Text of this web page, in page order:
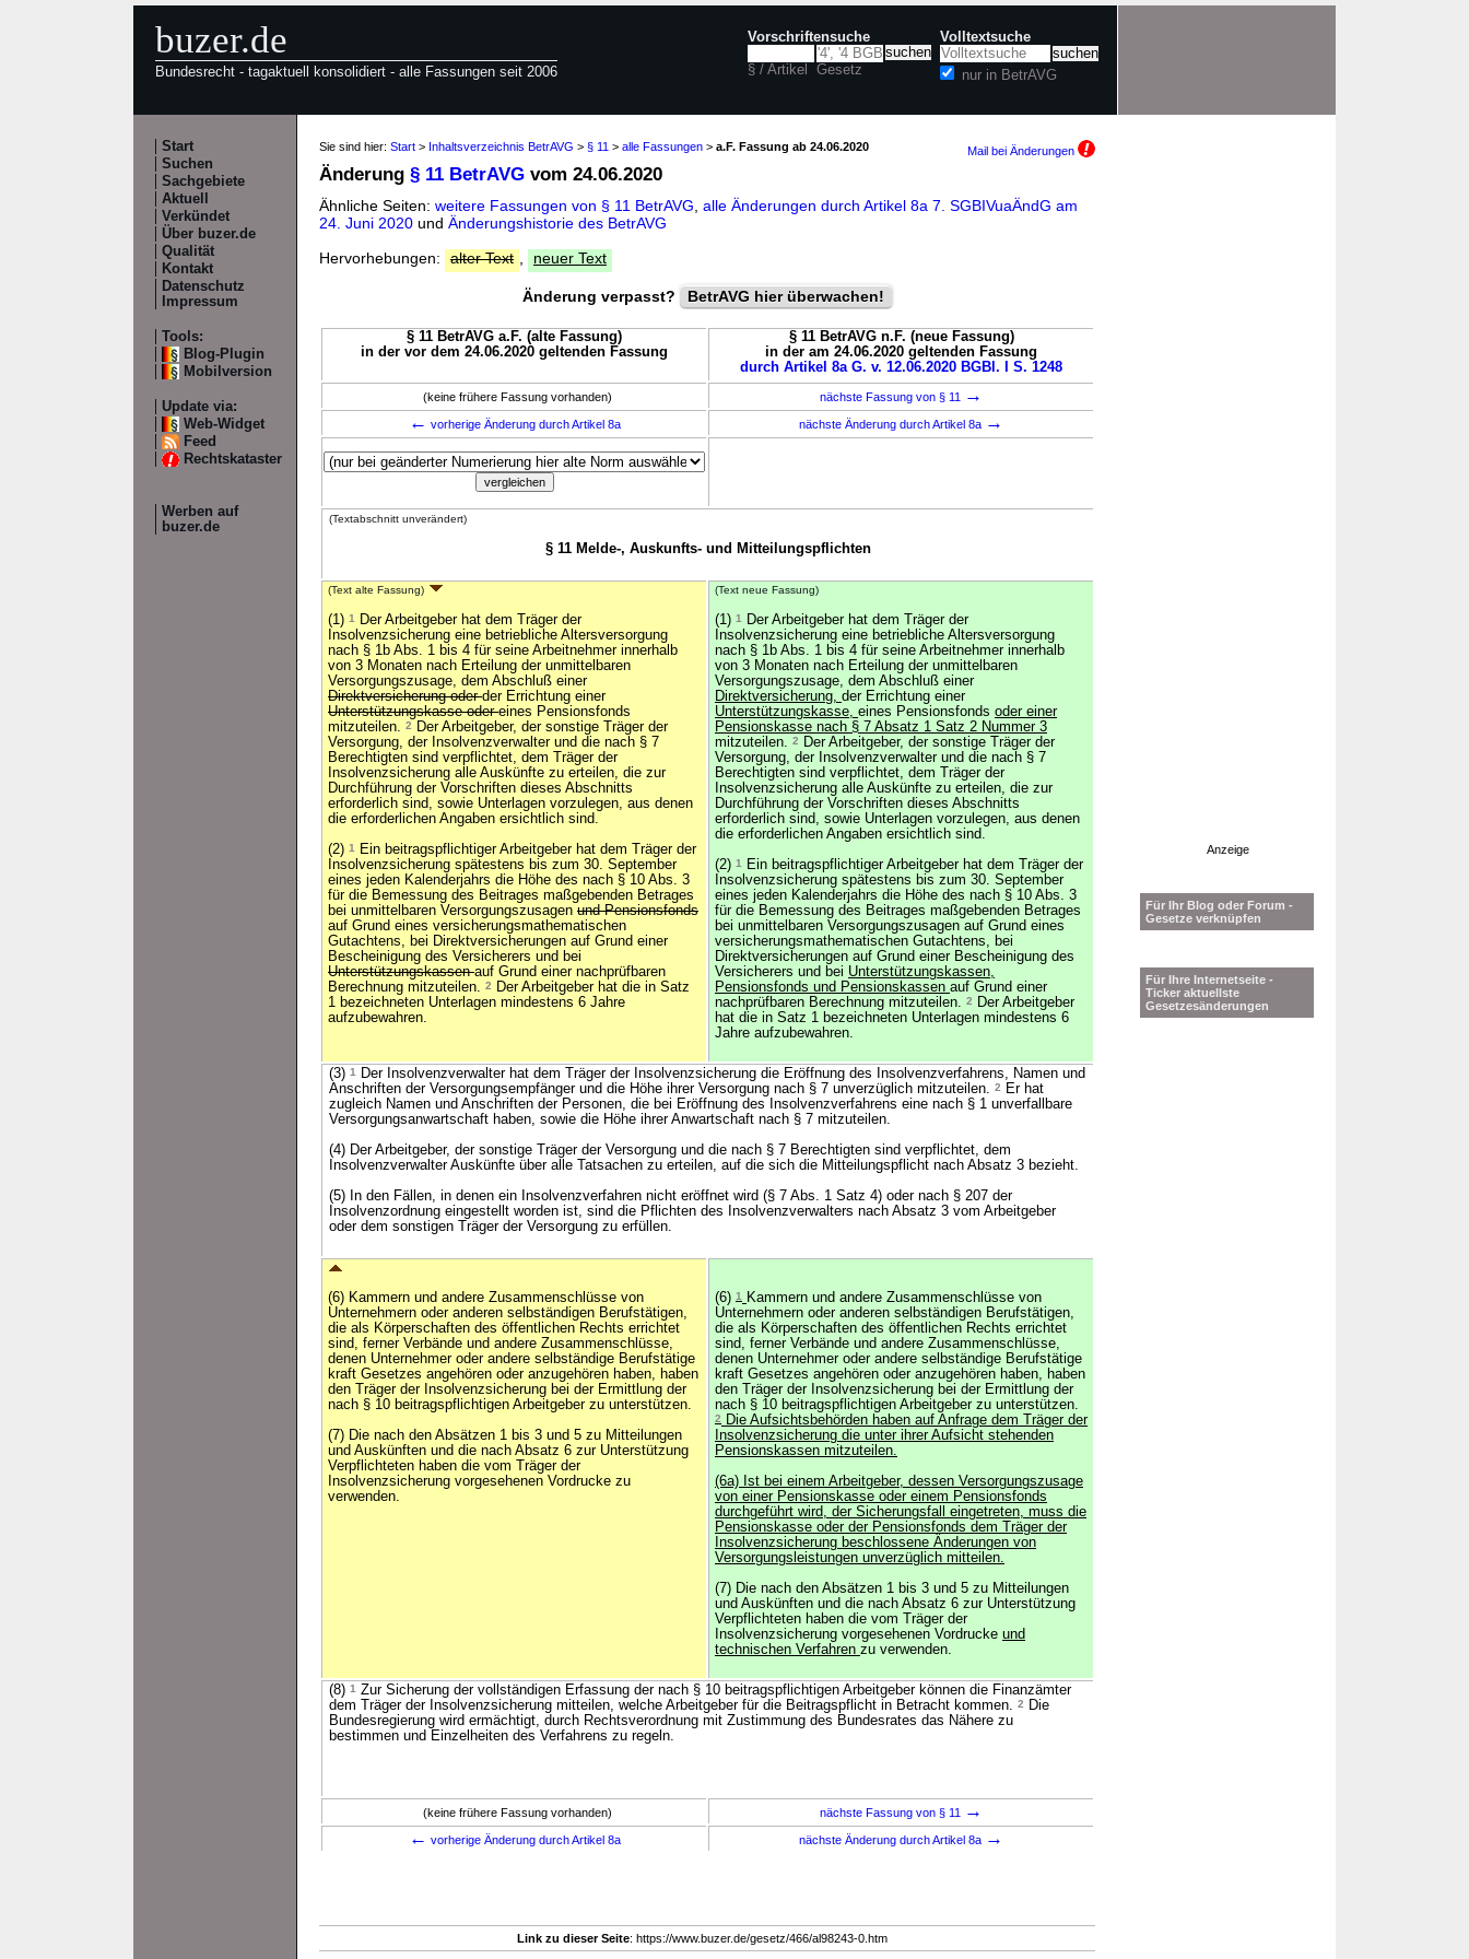
buzer.de
Bundesrecht - tagaktuell konsolidiert - alle Fassungen seit 2006
Vorschriftensuche
§ / Artikel Gesetz
Volltextsuche
nur in BetrAVG
Start
Suchen
Sachgebiete
Aktuell
Verkündet
Über buzer.de
Qualität
Kontakt
Datenschutz
Impressum
Tools:
Blog-Plugin
Mobilversion
Update via:
Web-Widget
Feed
Rechtskataster
Werben auf
buzer.de
Sie sind hier: Start > Inhaltsverzeichnis BetrAVG > § 11 > alle Fassungen > a.F. Fassung ab 24.06.2020 Mail bei Änderungen
Änderung § 11 BetrAVG vom 24.06.2020
Ähnliche Seiten: weitere Fassungen von § 11 BetrAVG alle Änderungen durch Artikel 8a 7. SGBIVuaÄndG am
24. Juni 2020 und Änderungshistorie des BetrAVG
Hervorhebungen:
alter Text neuer Text
Änderung verpasst? BetrAVG hier überwachen!
§ 11 BetrAVG a.F. (alte Fassung)
in der vor dem 24.06.2020 geltenden Fassung
§ 11 BetrAVG n.F. (neue Fassung)
in der am 24.06.2020 geltenden Fassung
durch Artikel 8a G. v. 12.06.2020 BGBl. I S. 1248
(keine frühere Fassung vorhanden) nächste Fassung von § 11
→
← vorherige Änderung durch Artikel 8a nächste Änderung durch Artikel 8a →
(Textabschnitt unverändert)
§ 11 Melde-, Auskunfts- und Mitteilungspflichten
(Text alte Fassung)
(1) 1
Der Arbeitgeber hat dem Träger der
Insolvenzsicherung eine betriebliche Altersversorgung
nach § 1b Abs. 1 bis 4 für seine Arbeitnehmer innerhalb
von 3 Monaten nach Erteilung der unmittelbaren
Versorgungszusage, dem Abschluß einer
Direktversicherung oderder Errichtung einer
Unterstützungskasse odereines Pensionsfonds
mitzuteilen. 2
Der Arbeitgeber, der sonstige Träger der
Versorgung, der Insolvenzverwalter und die nach § 7
Berechtigten sind verpflichtet, dem Träger der
Insolvenzsicherung alle Auskünfte zu erteilen, die zur
Durchführung der Vorschriften dieses Abschnitts
erforderlich sind, sowie Unterlagen vorzulegen, aus denen
die erforderlichen Angaben ersichtlich sind.
(2) 1
Ein beitragspflichtiger Arbeitgeber hat dem Träger der
Insolvenzsicherung spätestens bis zum 30. September
eines jeden Kalenderjahrs die Höhe des nach § 10 Abs. 3
für die Bemessung des Beitrages maßgebenden Betrages
bei unmittelbaren Versorgungszusagen und Pensionsfonds
auf Grund eines versicherungsmathematischen
Gutachtens, bei Direktversicherungen auf Grund einer
Bescheinigung des Versicherers und bei
Unterstützungskassenauf Grund einer nachprüfbaren
Berechnung mitzuteilen. 2
Der Arbeitgeber hat die in Satz
1 bezeichneten Unterlagen mindestens 6 Jahre
aufzubewahren.
(Text neue Fassung)
(1) 1
Der Arbeitgeber hat dem Träger der
Insolvenzsicherung eine betriebliche Altersversorgung
nach § 1b Abs. 1 bis 4 für seine Arbeitnehmer innerhalb
von 3 Monaten nach Erteilung der unmittelbaren
Versorgungszusage, dem Abschluß einer
Direktversicherung, der Errichtung einer
Unterstützungskasse, eines Pensionsfonds oder einer
Pensionskasse nach § 7 Absatz 1 Satz 2 Nummer 3
mitzuteilen. 2
Der Arbeitgeber, der sonstige Träger der
Versorgung, der Insolvenzverwalter und die nach § 7
Berechtigten sind verpflichtet, dem Träger der
Insolvenzsicherung alle Auskünfte zu erteilen, die zur
Durchführung der Vorschriften dieses Abschnitts
erforderlich sind, sowie Unterlagen vorzulegen, aus denen
die erforderlichen Angaben ersichtlich sind.
(2) 1
Ein beitragspflichtiger Arbeitgeber hat dem Träger der
Insolvenzsicherung spätestens bis zum 30. September
eines jeden Kalenderjahrs die Höhe des nach § 10 Abs. 3
für die Bemessung des Beitrages maßgebenden Betrages
bei unmittelbaren Versorgungszusagen auf Grund eines
versicherungsmathematischen Gutachtens, bei
Direktversicherungen auf Grund einer Bescheinigung des
Versicherers und bei Unterstützungskassen,
Pensionsfonds und Pensionskassen auf Grund einer
nachprüfbaren Berechnung mitzuteilen. 2
Der Arbeitgeber
hat die in Satz 1 bezeichneten Unterlagen mindestens 6
Jahre aufzubewahren.
(3) 1
Der Insolvenzverwalter hat dem Träger der Insolvenzsicherung die Eröffnung des Insolvenzverfahrens, Namen und
Anschriften der Versorgungsempfänger und die Höhe ihrer Versorgung nach § 7 unverzüglich mitzuteilen. 2
Er hat
zugleich Namen und Anschriften der Personen, die bei Eröffnung des Insolvenzverfahrens eine nach § 1 unverfallbare
Versorgungsanwartschaft haben, sowie die Höhe ihrer Anwartschaft nach § 7 mitzuteilen.
(4) Der Arbeitgeber, der sonstige Träger der Versorgung und die nach § 7 Berechtigten sind verpflichtet, dem
Insolvenzverwalter Auskünfte über alle Tatsachen zu erteilen, auf die sich die Mitteilungspflicht nach Absatz 3 bezieht.
(5) In den Fällen, in denen ein Insolvenzverfahren nicht eröffnet wird (§ 7 Abs. 1 Satz 4) oder nach § 207 der
Insolvenzordnung eingestellt worden ist, sind die Pflichten des Insolvenzverwalters nach Absatz 3 vom Arbeitgeber
oder dem sonstigen Träger der Versorgung zu erfüllen.
(6) Kammern und andere Zusammenschlüsse von
Unternehmern oder anderen selbständigen Berufstätigen,
die als Körperschaften des öffentlichen Rechts errichtet
sind, ferner Verbände und andere Zusammenschlüsse,
denen Unternehmer oder andere selbständige Berufstätige
kraft Gesetzes angehören oder anzugehören haben, haben
den Träger der Insolvenzsicherung bei der Ermittlung der
nach § 10 beitragspflichtigen Arbeitgeber zu unterstützen.
(7) Die nach den Absätzen 1 bis 3 und 5 zu Mitteilungen
und Auskünften und die nach Absatz 6 zur Unterstützung
Verpflichteten haben die vom Träger der
Insolvenzsicherung vorgesehenen Vordrucke zu
verwenden.
(6) 1
Kammern und andere Zusammenschlüsse von
Unternehmern oder anderen selbständigen Berufstätigen,
die als Körperschaften des öffentlichen Rechts errichtet
sind, ferner Verbände und andere Zusammenschlüsse,
denen Unternehmer oder andere selbständige Berufstätige
kraft Gesetzes angehören oder anzugehören haben, haben
den Träger der Insolvenzsicherung bei der Ermittlung der
nach § 10 beitragspflichtigen Arbeitgeber zu unterstützen.
2
Die Aufsichtsbehörden haben auf Anfrage dem Träger der
Insolvenzsicherung die unter ihrer Aufsicht stehenden
Pensionskassen mitzuteilen.
(6a) Ist bei einem Arbeitgeber, dessen Versorgungszusage
von einer Pensionskasse oder einem Pensionsfonds
durchgeführt wird, der Sicherungsfall eingetreten, muss die
Pensionskasse oder der Pensionsfonds dem Träger der
Insolvenzsicherung beschlossene Änderungen von
Versorgungsleistungen unverzüglich mitteilen.
(7) Die nach den Absätzen 1 bis 3 und 5 zu Mitteilungen
und Auskünften und die nach Absatz 6 zur Unterstützung
Verpflichteten haben die vom Träger der
Insolvenzsicherung vorgesehenen Vordrucke und
technischen Verfahren zu verwenden.
(8) 1 Zur Sicherung der vollständigen Erfassung der nach § 10 beitragspflichtigen Arbeitgeber können die Finanzämter
dem Träger der Insolvenzsicherung mitteilen, welche Arbeitgeber für die Beitragspflicht in Betracht kommen. 2
Die
Bundesregierung wird ermächtigt, durch Rechtsverordnung mit Zustimmung des Bundesrates das Nähere zu
bestimmen und Einzelheiten des Verfahrens zu regeln.
(keine frühere Fassung vorhanden) nächste Fassung von § 11
→
← vorherige Änderung durch Artikel 8a nächste Änderung durch Artikel 8a →
Link zu dieser Seite: https://www.buzer.de/gesetz/466/al98243-0.htm
Anzeige
Für Ihr Blog oder Forum -
Gesetze verknüpfen
Für Ihre Internetseite -
Ticker aktuellste
Gesetzesänderungen